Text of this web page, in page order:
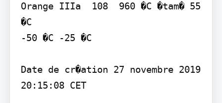
Orange IIIa  108  960 �C �tam� 55
�C
-50 �C -25 �C
Date de cr�ation 27 novembre 2019
20:15:08 CET